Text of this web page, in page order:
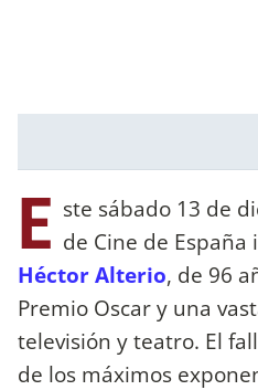
E ste sábado 13 de
de Cine de
Héctor Alterio, de 96
Premio Oscar y una
televisión y teatro. El
de los máximos